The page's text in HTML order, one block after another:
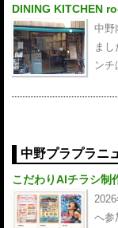
DINING KITCHEN
中野
ま
ンチ
中野プラプラニ
こだわりAIチラシ制
へ参